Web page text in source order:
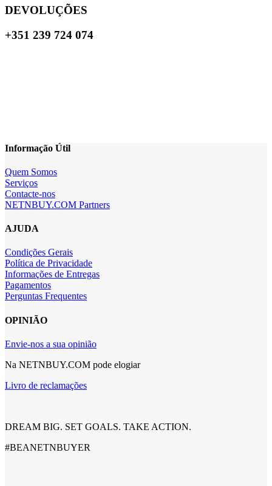
DEVOLUÇÕES
+351 239 724 074
Informação Útil
Quem Somos
Serviços
Contacte-nos
NETNBUY.COM Partners
AJUDA
Condições Gerais
Política de Privacidade
Informações de Entregas
Pagamentos
Perguntas Frequentes
OPINIÃO
Envie-nos a sua opinião
Na NETNBUY.COM pode elogiar
Livro de reclamações
DREAM BIG. SET GOALS. TAKE ACTION.
#BEANETNBUYER